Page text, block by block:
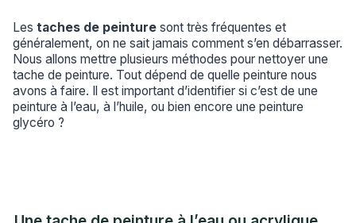
Lestaches de peinture sont très fréquentes et
généralement, on ne sait jamais comment s’en débarrasser.
Nous allons mettre plusieurs méthodes pour nettoyer une
tache de peinture. Tout dépend de quelle peinture nous
avons à faire. Il est important d’identifier si c’est de une
peinture à l’eau, à l’huile, ou bien encore une peinture
glycéro ?